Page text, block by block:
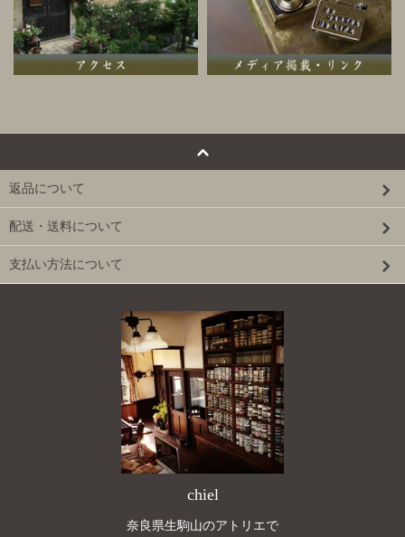
返品について
配送・送料について
支払い方法について
chiel
奈良県生駒山のアトリエで